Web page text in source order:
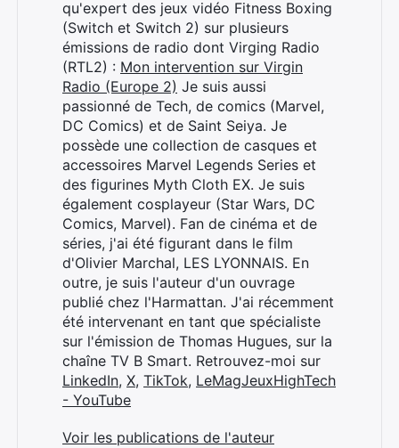
qu'expert des jeux vidéo Fitness Boxing
(Switch et Switch 2) sur plusieurs
émissions de radio dont Virging Radio
(RTL2) : Mon intervention sur Virgin
Radio (Europe 2) Je suis aussi
passionné de Tech, de comics (Marvel,
DC Comics) et de Saint Seiya. Je
possède une collection de casques et
accessoires Marvel Legends Series et
des figurines Myth Cloth EX. Je suis
également cosplayeur (Star Wars, DC
Comics, Marvel). Fan de cinéma et de
séries, j'ai été figurant dans le film
d'Olivier Marchal, LES LYONNAIS. En
outre, je suis l'auteur d'un ouvrage
publié chez l'Harmattan. J'ai récemment
été intervenant en tant que spécialiste
sur l'émission de Thomas Hugues, sur la
chaîne TV B Smart. Retrouvez-moi sur
LinkedIn, X, TikTok, LeMagJeuxHighTech
- YouTube
Voir les publications de l'auteur